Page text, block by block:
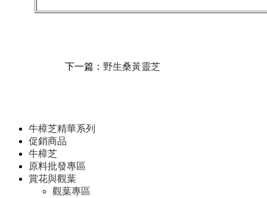
下一篇： 野生桑黃靈芝
牛樟芝精華系列
促銷商品
牛樟芝
原料批發專區
賞花與觀葉
觀葉專區